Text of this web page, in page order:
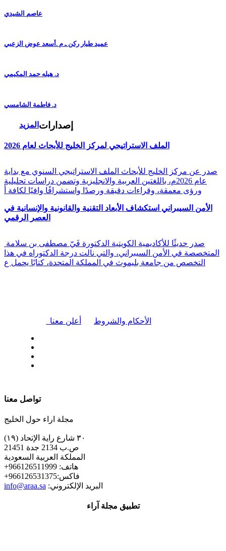
عاصم الشيدي
عميد طيار ركن ـ م .أسعد عوض الزعبي
د. هيله حمد المكيمي
د. فاطمة الشامسي
المزيد إصدارات
الملف الاستراتيجي لمركز الخليج للأبحاث لعام 2026
صدر عن مركز الخليج للأبحاث الملف الاستراتيجي السنوي مع بداية
عام 2026م، باللغتين العربية والانجليزية وتضمن دراسات تحليلية
ورؤى معمقة، وقراءات دقيقة ورصدًا واستشرافًا وافيًا لكافة أ
الأمن السيبراني استكشاف الأبعاد التقنية والقانونية والإنسانية في
العصر الرقمي
المتخصصة في الأمن السيبراني، والتي نالت درجة الدكتوراه في هذا
التخصص من جامعة بليموث في المملكة المتحدة، كتابًا يحمل ع
أعلن معنا الأحكام والشروط
تواصل معنا
مجلة اراء حول الخليج
٣٠ شارع راية الإتحاد (١٩)
ص.ب 2134 جدة 21451
المملكة العربية السعودية
+هاتف: 966126511999
+فاكس:966126531375
info@araa.sa :البريد الإلكتروني
تطبيق مجلة آراء